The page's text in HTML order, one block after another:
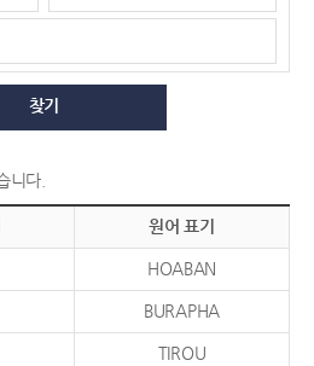
찾기
니다.
원어 표기
HOABAN
BURAPHA
TIROU